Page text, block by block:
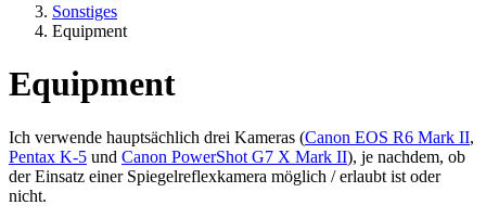
Sonstiges
Equipment
Equipment
Ich verwende hauptsächlich drei Kameras (Canon EOS R6 Mark II,
Pentax K-5 und Canon PowerShot G7 X Mark II), je nachdem, ob
der Einsatz einer Spiegelreflexkamera möglich / erlaubt ist oder
nicht.